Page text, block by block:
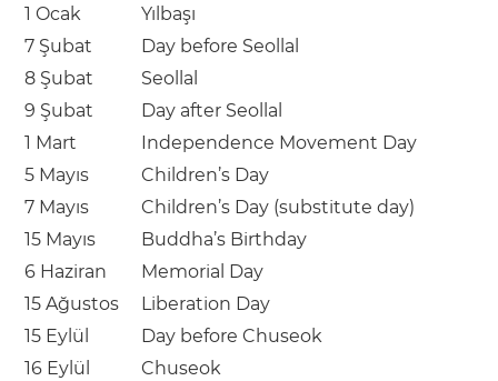
1 Ocak
Yılbaşı
7 Şubat
Day before Seollal
8 Şubat
Seollal
9 Şubat
Day after Seollal
1 Mart
Independence Movement Day
5 Mayıs
Children’s Day
7 Mayıs
Children’s Day (substitute day)
15 Mayıs
Buddha’s Birthday
6 Haziran
Memorial Day
15 Ağustos
Liberation Day
15 Eylül
Day before Chuseok
16 Eylül
Chuseok